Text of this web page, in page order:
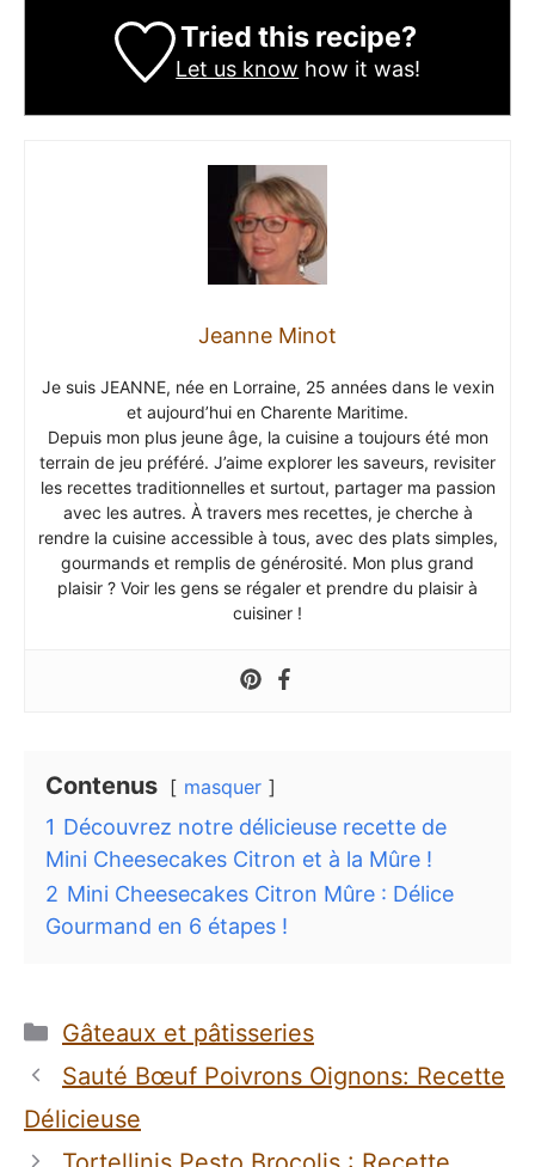
Tried this recipe?
Let us know how it was!
Jeanne Minot
Je suis JEANNE, née en Lorraine, 25 années dans le vexin
et aujourd’hui en Charente Maritime.
Depuis mon plus jeune âge, la cuisine a toujours été mon
terrain de jeu préféré. J’aime explorer les saveurs, revisiter
les recettes traditionnelles et surtout, partager ma passion
avec les autres. À travers mes recettes, je cherche à
rendre la cuisine accessible à tous, avec des plats simples,
gourmands et remplis de générosité. Mon plus grand
plaisir ? Voir les gens se régaler et prendre du plaisir à
cuisiner !
Contenus masquer
1 Découvrez notre délicieuse recette de
Mini Cheesecakes Citron et à la Mûre !
2 Mini Cheesecakes Citron Mûre : Délice
Gourmand en 6 étapes !
Catégories
Gâteaux et pâtisseries
Sauté Bœuf Poivrons Oignons: Recette
Délicieuse